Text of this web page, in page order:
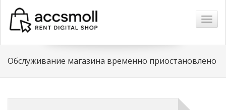
Обслуживание магазина временно приостановлено